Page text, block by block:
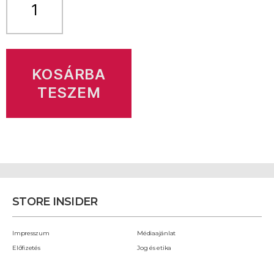
éves
mennyiségKOSÁRBA
TESZEM
STORE INSIDER
Impresszum
Médiaajánlat
Előfizetés
Jog és etika